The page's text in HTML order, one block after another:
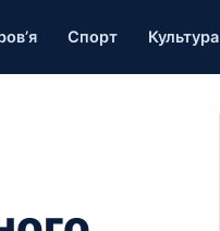
Спорт Культура